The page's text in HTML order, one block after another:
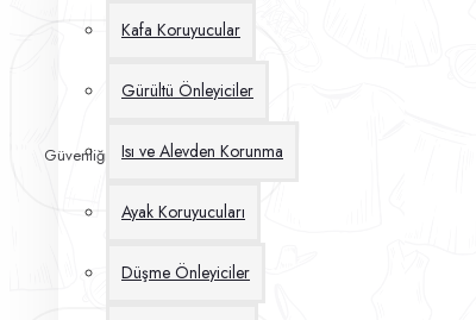
Kafa Koruyucular
Gürültü Önleyiciler
Isı ve Alevden Korunma
Ayak Koruyucuları
Düşme Önleyiciler
Güvenliğiniz İçin %100 Ödeme